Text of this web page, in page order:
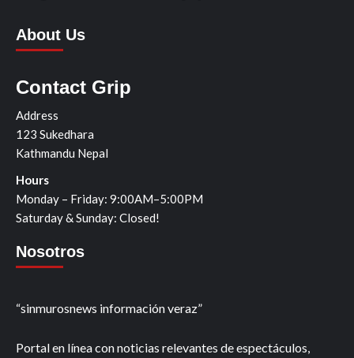
About Us
Contact Grip
Address
123 Sukedhara
Kathmandu Nepal
Hours
Monday – Friday: 9:00AM–5:00PM
Saturday & Sunday: Closed!
Nosotros
“sinmurosnews información veraz”
Portal en línea con noticias relevantes de espectáculos,